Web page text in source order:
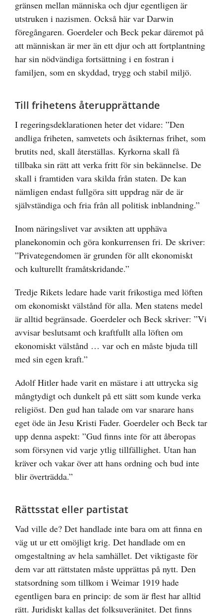
gränsen mellan människa och djur egentligen är
utstruken i nazismen. Också här var Darwin
föregångaren. Goerdeler och Beck pekar däremot på
att människan är mer än ett djur och att fortplantning
har sin nödvändiga fortsättning i en fostran i
familjen, som en skyddad, trygg och stabil miljö.
Till frihetens återupprättande
I regeringsdeklarationen heter det vidare: ”Den
andliga friheten, samvetets och åsikternas frihet, som
brutits ned, skall återställas. Kyrkorna skall få
tillbaka sin rätt att verka fritt för sin bekännelse. De
skall i framtiden vara skilda från staten. De kan
nämligen endast fullgöra sitt uppdrag när de är
självständiga och fria från all politisk inblandning.”
Inom näringslivet var avsikten att upphäva
planekonomin och göra konkurrensen fri. De skriver:
”Privategendomen är grunden för allt ekonomiskt
och kulturellt framåtskridande.”
Tredje Rikets ledare hade varit frikostiga med löften
om ekonomiskt välstånd för alla. Men statens medel
är alltid begränsade. Goerdeler och Beck skriver: ”Vi
avvisar beslutsamt och kraftfullt alla löften om
ekonomiskt välstånd … var och en måste bjuda till
med sin egen kraft.”
Adolf Hitler hade varit en mästare i att uttrycka sig
mångtydigt och dunkelt på ett sätt som kunde verka
religiöst. Den gud han talade om var snarare hans
eget öde än Jesu Kristi Fader. Goerdeler och Beck tar
upp denna aspekt: ”Gud finns inte för att åberopas
som försynen vid varje ytlig tillfällighet. Utan han
kräver och vakar över att hans ordning och bud inte
blir överträdda.”
Rättsstat eller partistat
Vad ville de? Det handlade inte bara om att finna en
väg ut ur ett omöjligt krig. Det handlade om en
omgestaltning av hela samhället. Det viktigaste för
dem var att rättstaten måste upprättas på nytt. Den
statsordning som tillkom i Weimar 1919 hade
egentligen bara en princip: de som är flest har alltid
rätt. Juridiskt kallas det folksuveränitet. Det finns